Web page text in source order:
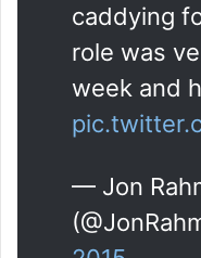
caddying
role was
week and
— Jon